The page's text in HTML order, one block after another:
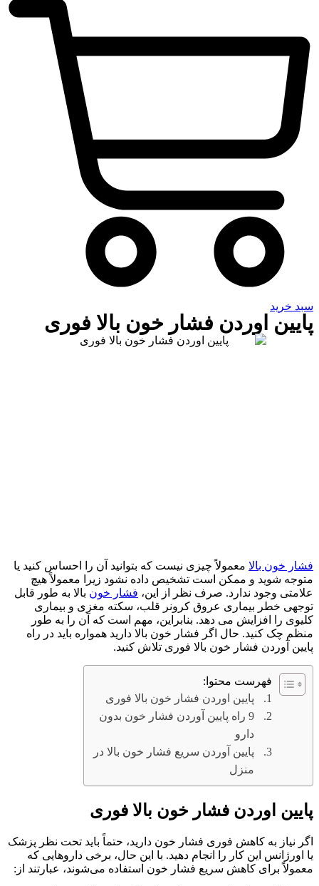
سبد خرید
پایین اوردن فشار خون بالا فوری
فشار خون بالا معمولاً چیزی نیست که بتوانید آن را احساس کنید یا
متوجه شوید و ممکن است تشخیص داده نشود زیرا معمولاً هیچ
علامتی وجود ندارد. صرف نظر از این، فشار خون بالا به طور قابل
توجهی خطر بیماری عروق کرونر قلب، سکته مغزی و بیماری
کلیوی را افزایش می دهد. بنابراین، مهم است که آن را به طور
منظم چک کنید. حال اگر فشار خون بالا دارید همواره باید در راه
پایین آوردن فشار خون بالا فوری تلاش کنید.
فهرست محتوا:
پایین اوردن فشار خون بالا فوری
9 راه پایین آوردن فشار خون بدون
دارو
پایین آوردن سریع فشار خون بالا در
منزل
پایین اوردن فشار خون بالا فوری
اگر نیاز به کاهش فوری فشار خون دارید، حتماً باید تحت نظر پزشک
یا اورژانس این کار را انجام دهید. با این حال، برخی داروهایی که
معمولاً برای کاهش سریع فشار خون استفاده می‌شوند، عبارتند از: